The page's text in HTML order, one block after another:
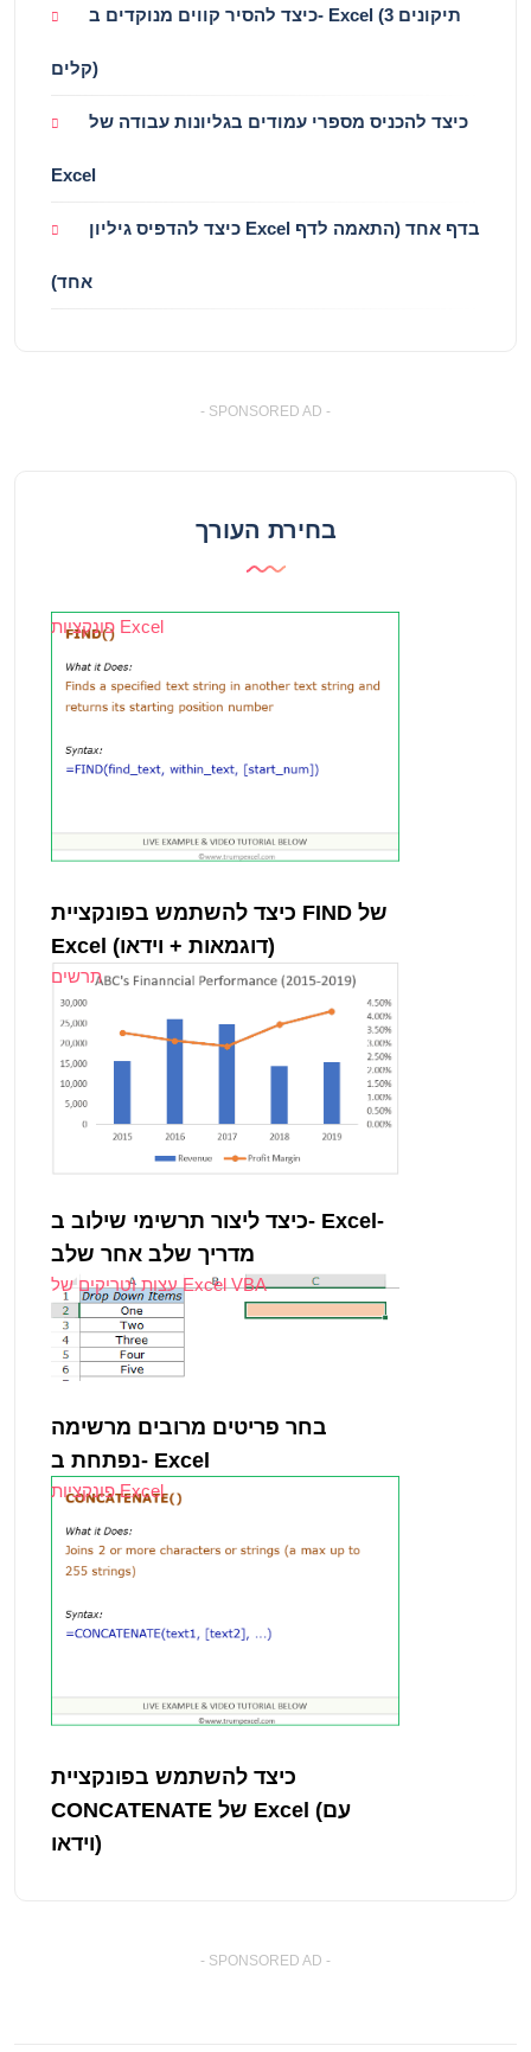
כיצד להסיר קווים מנוקדים ב- Excel (3 תיקונים
קלים)
כיצד להכניס מספרי עמודים בגליונות עבודה של
Excel
כיצד להדפיס גיליון Excel בדף אחד (התאמה לדף
אחד)
- SPONSORED AD -
בחירת העורך
פונקציות Excel
כיצד להשתמש בפונקציית FIND של
Excel (דוגמאות + וידאו)
תרשים
כיצד ליצור תרשימי שילוב ב- Excel-
מדריך שלב אחר שלב
עצות וטריקים של Excel VBA
בחר פריטים מרובים מרשימה
נפתחת ב- Excel
פונקציות Excel
כיצד להשתמש בפונקציית
CONCATENATE של Excel (עם
וידאו)
- SPONSORED AD -